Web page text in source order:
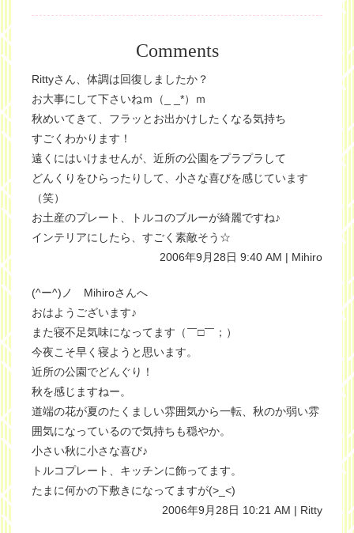
Comments
Rittyさん、体調は回復しましたか？
お大事にして下さいねｍ（_ _*）ｍ
秋めいてきて、フラッとお出かけしたくなる気持ち
すごくわかります！
遠くにはいけませんが、近所の公園をプラプラして
どんくりをひらったりして、小さな喜びを感じています
（笑）
お土産のプレート、トルコのブルーが綺麗ですね♪
インテリアにしたら、すごく素敵そう☆
2006年9月28日 9:40 AM | Mihiro
(^ー^)ノ Mihiroさんへ
おはようございます♪
また寝不足気味になってます（￣□￣；）
今夜こそ早く寝ようと思います。
近所の公園でどんぐり！
秋を感じますねー。
道端の花が夏のたくましい雰囲気から一転、秋のか弱い雰
囲気になっているので気持ちも穏やか。
小さい秋に小さな喜び♪
トルコプレート、キッチンに飾ってます。
たまに何かの下敷きになってますが(>_<)
2006年9月28日 10:21 AM | Ritty